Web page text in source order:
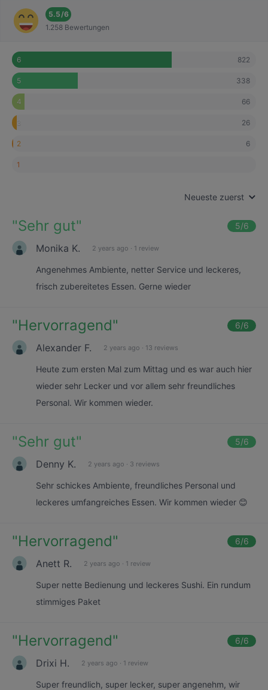
5.5/6
1.258 Bewertungen
6 822
5 338
4 66
3 26
2 6
1
Neueste zuerst
"Sehr gut" 5/6
Monika K. 2 years ago · 1 review
Angenehmes Ambiente, netter Service und leckeres,
frisch zubereitetes Essen. Gerne wieder
"Hervorragend" 6/6
Alexander F. 2 years ago · 13 reviews
Heute zum ersten Mal zum Mittag und es war auch hier
wieder sehr Lecker und vor allem sehr freundliches
Personal. Wir kommen wieder.
"Sehr gut" 5/6
Denny K. 2 years ago · 3 reviews
Sehr schickes Ambiente, freundliches Personal und
leckeres umfangreiches Essen. Wir kommen wieder 😊
"Hervorragend" 6/6
Anett R. 2 years ago · 1 review
Super nette Bedienung und leckeres Sushi. Ein rundum
stimmiges Paket
"Hervorragend" 6/6
Drixi H. 2 years ago · 1 review
Super freundlich, super lecker, super angenehm, wir